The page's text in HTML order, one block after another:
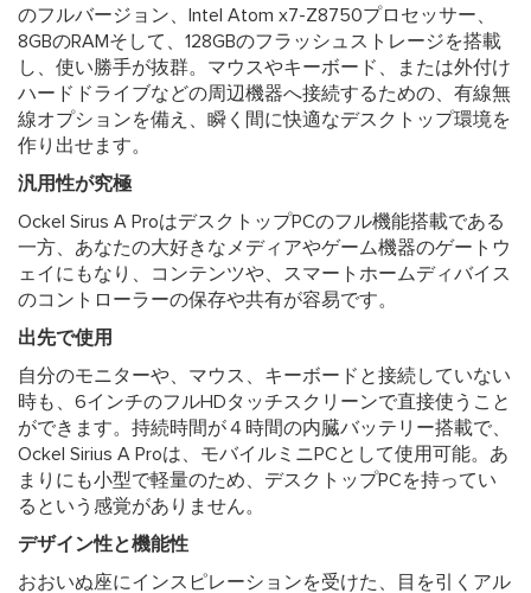
のフルバージョン、Intel Atom x7-Z8750プロセッサー、
8GBのRAMそして、128GBのフラッシュストレージを搭載
し、使い勝手が抜群。マウスやキーボード、または外付け
ハードドライブなどの周辺機器へ接続するための、有線無
線オプションを備え、瞬く間に快適なデスクトップ環境を
作り出せます。
汎用性が究極
Ockel Sirus A ProはデスクトップPCのフル機能搭載である
一方、あなたの大好きなメディアやゲーム機器のゲートウ
ェイにもなり、コンテンツや、スマートホームディバイス
のコントローラーの保存や共有が容易です。
出先で使用
自分のモニターや、マウス、キーボードと接続していない
時も、6インチのフルHDタッチスクリーンで直接使うこと
ができます。持続時間が４時間の内臓バッテリー搭載で、
Ockel Sirius A Proは、モバイルミニPCとして使用可能。あ
まりにも小型で軽量のため、デスクトップPCを持ってい
るという感覚がありません。
デザイン性と機能性
おおいぬ座にインスピレーションを受けた、目を引くアル